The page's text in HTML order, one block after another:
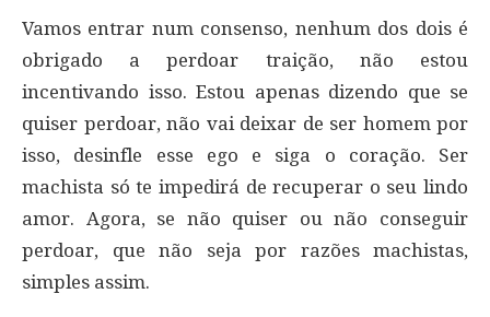
Vamos entrar num consenso, nenhum dos dois é
obrigado a perdoar traição, não estou
incentivando isso. Estou apenas dizendo que se
quiser perdoar, não vai deixar de ser homem por
isso, desinfle esse ego e siga o coração. Ser
machista só te impedirá de recuperar o seu lindo
amor. Agora, se não quiser ou não conseguir
perdoar, que não seja por razões machistas,
simples assim.